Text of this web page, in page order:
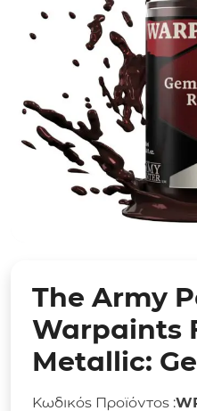
The Army
Warpaints
Metallic:
Κωδικός Προϊόντος :